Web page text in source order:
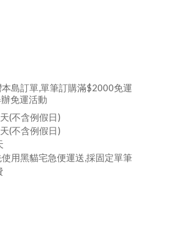
島訂單,單筆訂購滿$2000免運
免運活動
(不含例假日)
(不含例假日)
用黑貓宅急便運送,採固定單筆